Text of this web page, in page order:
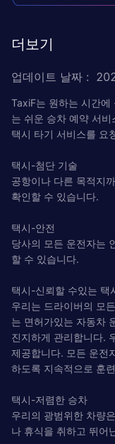
더보기
업데이트 날짜 :
TaxiF는 원하는 시간에
는 쉬운 승차 예약 서
택시 타기 서비스를 요
택시-첨단 기술
공항이나 다른 목적지
확인할 수 있습니다.
택시-안전
당사의 모든 운전자는
할 수 있습니다.
택시-신뢰할 수있는 택
우리는 드라이버의 모
는 면허가있는 자동차
진지하게 관리합니다.
제공합니다. 모든 운전
하도록 지속적으로 훈
택시-저렴한 승차
우리의 광범위한 차량
나 휴식을 취하고 뛰어